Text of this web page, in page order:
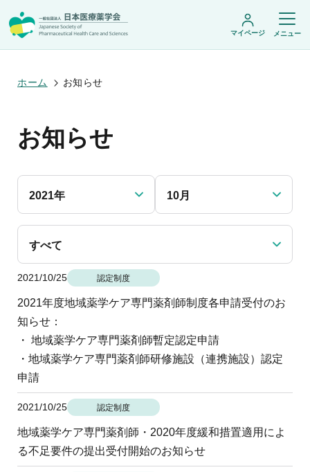
日本医療薬学会についてトップ
会頭挨拶
組織・名簿
規程・細則
情報公開
学会概要
薬剤師業務に関する情報提供
学術集会・セミナー
開催予定のイベント一覧
年会
薬物療法集中講義
がん専門薬剤師集中教育講座
がん専門薬剤師全体会議
症例関連セミナー
その他の主催イベント
共催・後援イベント
学術誌・書籍
医療薬学
出版書籍
医療薬学専門薬剤師制度
がん専門薬剤師制度
薬物療法専門薬剤師制度
調査研究・学会賞・海外研修
調査研究
学会賞
海外研修
他団体との連携協力
他団体との連携協力トップ
イベントの共催・後援
連携協力団体からのお知らせ
会員専用ページ
会員限定情報
入会・各種手続き
English
マイページ メニュー
ホーム お知らせ
お知らせ
2021年 10月
すべて
2021/10/25 認定制度
2021年度地域薬学ケア専門薬剤師制度各申請受付のお
知らせ：
・ 地域薬学ケア専門薬剤師暫定認定申請
・地域薬学ケア専門薬剤師研修施設（連携施設）認定
申請
2021/10/25 認定制度
地域薬学ケア専門薬剤師・2020年度緩和措置適用によ
る不足要件の提出受付開始のお知らせ